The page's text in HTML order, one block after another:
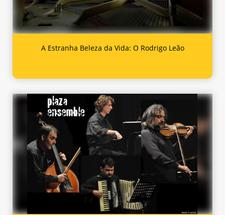
A Estranha Beleza da Vida: O Rodrigo Leão